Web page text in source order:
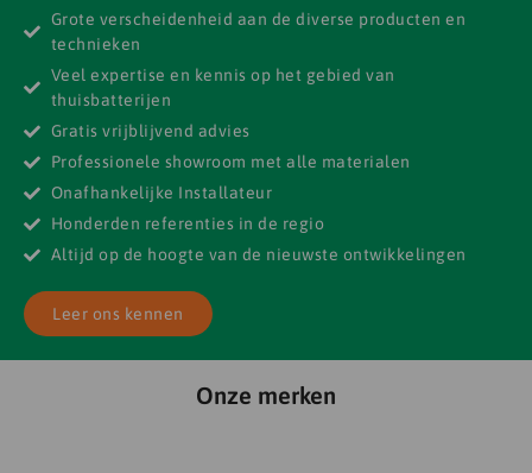
Grote verscheidenheid aan de diverse producten en
technieken
Veel expertise en kennis op het gebied van
thuisbatterijen
Gratis vrijblijvend advies
Professionele showroom met alle materialen
Onafhankelijke Installateur
Honderden referenties in de regio
Altijd op de hoogte van de nieuwste ontwikkelingen
Leer ons kennen
Onze merken